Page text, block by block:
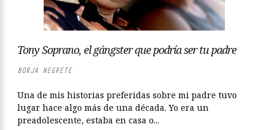
Tony Soprano, el gángster que podría ser tu padre
BORJA NEGRETE
Una de mis historias preferidas sobre mi padre tuvo
lugar hace algo más de una década. Yo era un
preadolescente, estaba en casa o...